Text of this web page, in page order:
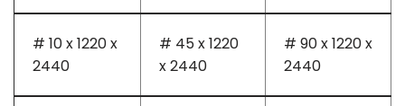
# 10 x 1220 x
2440
# 45 x 1220
x 2440
# 90 x 1220 x
2440